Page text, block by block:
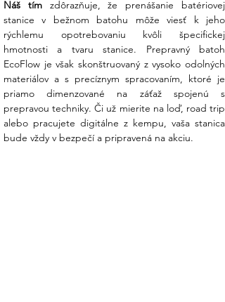
uloženie káblov a príslušenstva. Moderný a
elegantný dizajn umožňuje využívať batoh
aj na bežné nosenie osobných vecí, keď
batériová stanica práve nie je uložená
vnútri.
Kľúčové vlastnosti:
Prepravný batoh pre batériovú stanicu
EcoFlow RIVER 2
Náš tím zdôrazňuje, že prenášanie batériovej
stanice v bežnom batohu môže viesť k jeho
rýchlemu opotrebovaniu kvôli špecifickej
hmotnosti a tvaru stanice. Prepravný batoh
EcoFlow je však skonštruovaný z vysoko odolných
materiálov a s precíznym spracovaním, ktoré je
priamo dimenzované na záťaž spojenú s
prepravou techniky. Či už mierite na loď, road trip
alebo pracujete digitálne z kempu, vaša stanica
bude vždy v bezpečí a pripravená na akciu.